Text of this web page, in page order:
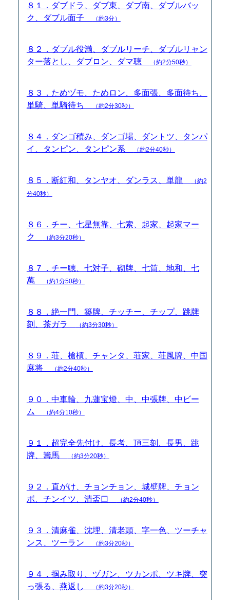
８１．ダブドラ、ダブ東、ダブ南、ダブルバッ
ク、ダブル面子
（約3分）
８２．ダブル役満、ダブルリーチ、ダブルリャン
ター落とし、ダブロン、ダマ聴
（約2分50秒）
８３．ためヅモ、ためロン、多面張、多面待ち、
単騎、単騎待ち
（約2分30秒）
８４．ダンゴ積み、ダンゴ場、ダントツ、タンパ
イ、タンピン、タンピン系
（約2分40秒）
８５．断紅和、タンヤオ、ダンラス、単龍
（約2
分40秒）
８６．チー、七星無靠、七索、起家、起家マー
ク
（約3分20秒）
８７．チー聴、七対子、砌牌、七筒、地和、七
萬
（約1分50秒）
８８．絶一門、築牌、チッチー、チップ、跳牌
刻、茶ガラ
（約3分30秒）
８９．荘、槍槓、チャンタ、荘家、荘風牌、中国
麻将
（約2分40秒）
９０．中車輪、九蓮宝燈、中、中張牌、中ビー
ム
（約4分10秒）
９１．超完全先付け、長考、頂三刻、長男、跳
牌、籌馬
（約3分20秒）
９２．直がけ、チョンチョン、城壁牌、チョン
ボ、チンイツ、清盃口
（約2分40秒）
９３．清麻雀、沈埋、清老頭、字一色、ツーチャ
ンス、ツーラン
（約3分20秒）
９４．掴み取り、ヅガン、ツカンポ、ツキ牌、突
っ張る、燕返し
（約3分20秒）